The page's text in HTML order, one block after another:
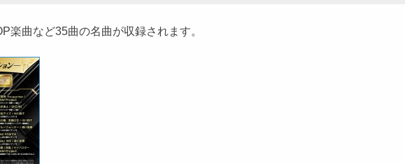
曲など35曲の名曲が収録されます。